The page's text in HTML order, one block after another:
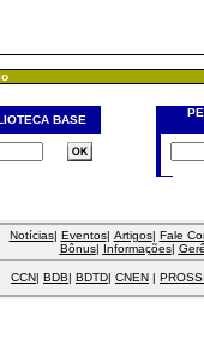
BASE
Notícias| Eventos| Artigos| Fale
Bônus| Informações|
CCN| BDB| BDTD| CNEN |